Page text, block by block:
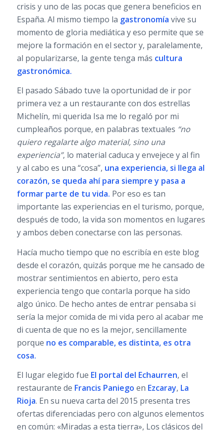
crisis y uno de las pocas que genera beneficios en
España. Al mismo tiempo la gastronomía vive su
momento de gloria mediática y eso permite que se
mejore la formación en el sector y, paralelamente,
al popularizarse, la gente tenga más cultura
gastronómica.
El pasado Sábado tuve la oportunidad de ir por
primera vez a un restaurante con dos estrellas
Michelín, mi querida Isa me lo regaló por mi
cumpleaños porque, en palabras textuales “no
quiero regalarte algo material, sino una
experiencia”, lo material caduca y envejece y al fin
y al cabo es una “cosa”, una experiencia, si llega al
corazón, se queda ahí para siempre y pasa a
formar parte de tu vida. Por eso es tan
importante las experiencias en el turismo, porque,
después de todo, la vida son momentos en lugares
y ambos deben conectarse con las personas.
Hacía mucho tiempo que no escribía en este blog
desde el corazón, quizás porque me he cansado de
mostrar sentimientos en abierto, pero esta
experiencia tengo que contarla porque ha sido
algo único. De hecho antes de entrar pensaba si
sería la mejor comida de mi vida pero al acabar me
di cuenta de que no es la mejor, sencillamente
porque no es comparable, es distinta, es otra
cosa.
El lugar elegido fue El portal del Echaurren, el
restaurante de Francis Paniego en Ezcaray, La
Rioja. En su nueva carta del 2015 presenta tres
ofertas diferenciadas pero con algunos elementos
en común: «Miradas a esta tierra», Los clásicos del